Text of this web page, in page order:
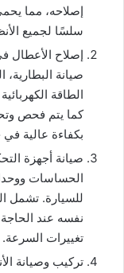
إصلاحه، مما
سلسًا لجميع
إصلاح الأعطال
صيانة
الطاقة
كما يتم فحص
بكفاءة عالية
صيانة أجهزة
الحساسات
للسيارة. تشمل
نفسه عند
تغييرات السرعة.
تركيب وصيانة